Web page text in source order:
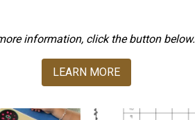
information, click the button below.
LEARN MORE